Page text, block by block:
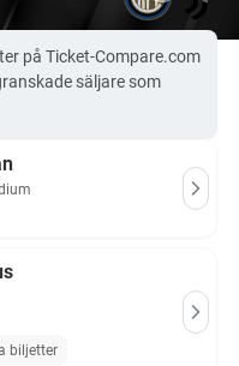
på Ticket-Compare.com
säljare som
biljetter